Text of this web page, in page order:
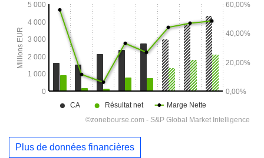
Plus de données financières